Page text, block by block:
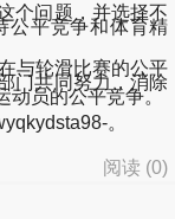
个问题，并选择不
公平竞争和体育精
与轮滑比赛的公平
门共同努力，消除
动员的公平竞争。
。
阅读 (0)